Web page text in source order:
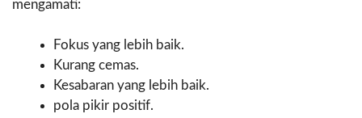
mengamati:
Fokus yang lebih baik.
Kurang cemas.
Kesabaran yang lebih baik.
pola pikir positif.